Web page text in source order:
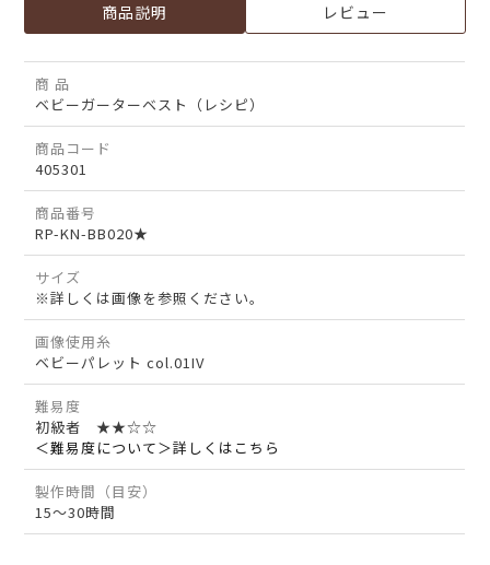
商品説明 レビュー
商 品
ベビーガーターベスト（レシピ）
商品コード
405301
商品番号
RP-KN-BB020★
サイズ
※詳しくは画像を参照ください。
画像使用糸
ベビーパレット col.01IV
難易度
初級者 ★★☆☆
＜難易度について＞詳しくはこちら
製作時間（目安）
15～30時間